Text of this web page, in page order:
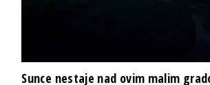
Sunce nestaje nad ovim malim